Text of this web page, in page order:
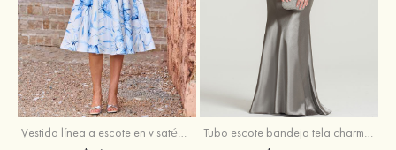
Vestido línea a escote en v satén hasta la tibia vestido de madrina Tubo escote bandeja tela charmeuse hasta el suelo vestido de madrina